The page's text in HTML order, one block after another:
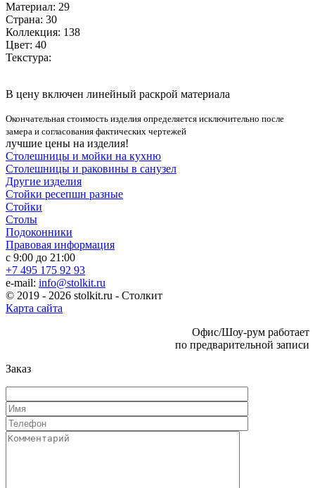
Материал: 29
Страна: 30
Коллекция: 138
Цвет: 40
Текстура:
В цену включен линейный раскрой материала
Окончательная стоимость изделия определяется исключительно после
замера и согласования фактических чертежей
лучшие цены на изделия!
Столешницы и мойки на кухню
Столешницы и раковины в санузел
Другие изделия
Стойки ресепшн разные
Стойки
Столы
Подоконники
Правовая информация
с 9:00 до 21:00
+7 495 175 92 93
e-mail: info@stolkit.ru
© 2019 - 2026 stolkit.ru - Столкит
Карта сайта
Офис/Шоу-рум работает
по предварительной записи
Заказ